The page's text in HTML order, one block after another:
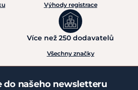
Výhody registrace
Více než 250 dodavatelů
Všechny značky
do našeho newsletteru